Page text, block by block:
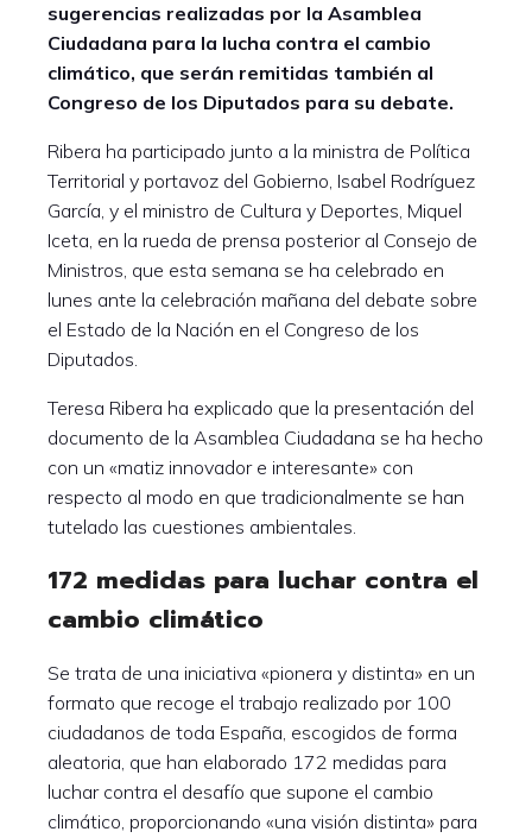
sugerencias realizadas por la Asamblea
Ciudadana para la lucha contra el cambio
climático, que serán remitidas también al
Congreso de los Diputados para su debate.
Ribera ha participado junto a la ministra de Política
Territorial y portavoz del Gobierno, Isabel Rodríguez
García, y el ministro de Cultura y Deportes, Miquel
Iceta, en la rueda de prensa posterior al Consejo de
Ministros, que esta semana se ha celebrado en
lunes ante la celebración mañana del debate sobre
el Estado de la Nación en el Congreso de los
Diputados.
Teresa Ribera ha explicado que la presentación del
documento de la Asamblea Ciudadana se ha hecho
con un «matiz innovador e interesante» con
respecto al modo en que tradicionalmente se han
tutelado las cuestiones ambientales.
172 medidas para luchar contra el
cambio climático
Se trata de una iniciativa «pionera y distinta» en un
formato que recoge el trabajo realizado por 100
ciudadanos de toda España, escogidos de forma
aleatoria, que han elaborado 172 medidas para
luchar contra el desafío que supone el cambio
climático, proporcionando «una visión distinta» para